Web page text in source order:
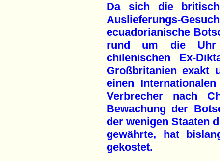
Da sich die
Auslieferungs-
ecuadorianische
rund um die Uhr
chilenischen Ex-
Großbritanien exakt
einen
Verbrecher nach
Bewachung der
der wenigen Staaten
gewährte, hat
gekostet.